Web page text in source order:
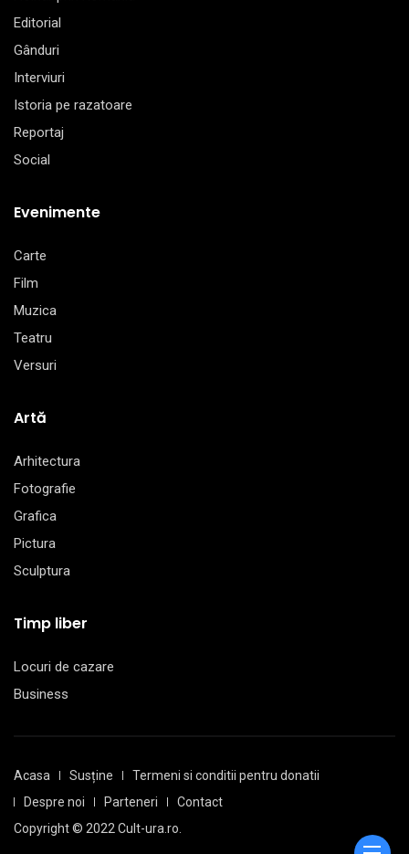
Editorial
Gânduri
Interviuri
Istoria pe razatoare
Reportaj
Social
Evenimente
Carte
Film
Muzica
Teatru
Versuri
Artă
Arhitectura
Fotografie
Grafica
Pictura
Sculptura
Timp liber
Locuri de cazare
Business
Acasa Susține
Termeni si conditii pentru donatii
Despre noi
Parteneri
Contact
Copyright © 2022 Cult-ura.ro.